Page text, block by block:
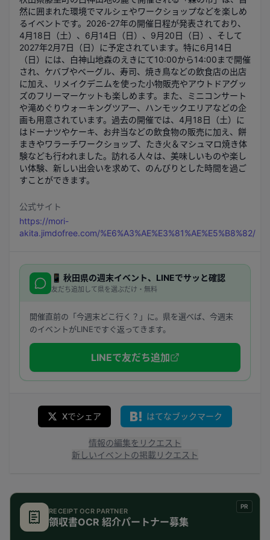
然に囲まれた環境でマルシェやワークショップなどを楽しめ
るイベントです。2026-27年の開催日程が発表されており、
4月18日（土）、6月14日（日）、9月20日（日）、そして
2027年2月7日（日）に予定されています。特に6月14日
（日）には、白神山地森のえきにて10:00から14:00まで開催
され、ケバブやベーグル、寿司、焼き鳥などの飲食店の出店
に加え、リメイクデニムを使った小物販売やアウトドアグッ
ズのフリーマーケットも楽しめます。また、ミニコンサート
や滝めぐりウォーキングツアー、ハンモックエリアなどの企
画も用意されています。過去の開催では、4月18日（土）に
はドーナツやケーキ、お弁当などの飲食物の販売に加え、餅
まきやワラーチワークショップ、たき火＆マシュマロ焼き体
験なども行われました。訪れる人々は、美味しいものや楽し
い体験、新しい出会いを求めて、のんびりとした時間を過ご
すことができます。
公式サイト
https://mori-
akita.jimdofree.com/%E6%A3%AE%E3%81%AE%E5%B8%82/
📱 秋田県の週末イベント、LINEでサッと確認
友だち追加して県を選ぶだけ・無料
開催直前の「今週末どこ行く？」に。県を選べば、今週末
のイベントがLINEですぐ返ってきます。
LINEで友だち追加
Xでシェア はてなブックマーク
情報の編集をリクエスト
新しいイベントの掲載リクエスト
PR
RECEIPT OCR PARTNER
領収書OCR 紹介パートナー募集